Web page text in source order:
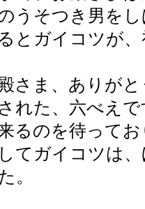
のうそつき男を
とガイコツが、
殿さま、ありが
れた、六べえ
るのを待って
てガイコツは、
。